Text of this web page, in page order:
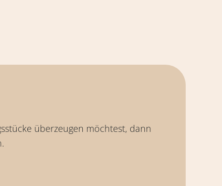
überzeugen möchtest, dann